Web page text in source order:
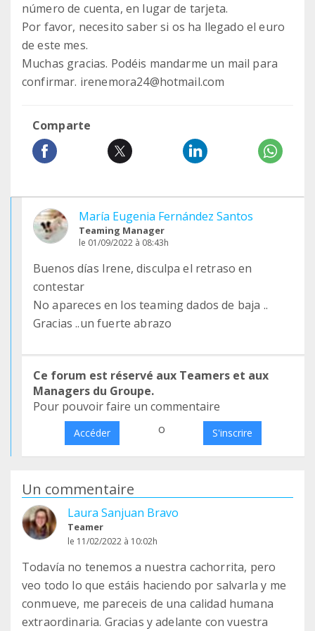
número de cuenta, en lugar de tarjeta.
Por favor, necesito saber si os ha llegado el euro
de este mes.
Muchas gracias. Podéis mandarme un mail para
confirmar. irenemora24@hotmail.com
Comparte
María Eugenia Fernández Santos
Teaming Manager
le 01/09/2022 à 08:43h
Buenos días Irene, disculpa el retraso en
contestar
No apareces en los teaming dados de baja ..
Gracias ..un fuerte abrazo
Ce forum est réservé aux Teamers et aux
Managers du Groupe.
Pour pouvoir faire un commentaire
Accéder o S'inscrire
Un commentaire
Laura Sanjuan Bravo
Teamer
le 11/02/2022 à 10:02h
Todavía no tenemos a nuestra cachorrita, pero
veo todo lo que estáis haciendo por salvarla y me
conmueve, me pareceis de una calidad humana
extraordinaria. Gracias y adelante con vuestra